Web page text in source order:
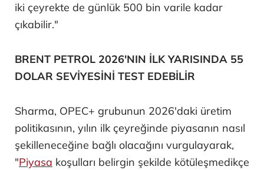
iki çeyrekte de günlük 500 bin varile kadar
çıkabilir."
BRENT PETROL 2026'NIN İLK YARISINDA 55
DOLAR SEVİYESİNİ TEST EDEBİLİR
Sharma, OPEC+ grubunun 2026'daki üretim
politikasının, yılın ilk çeyreğinde piyasanın nasıl
şekilleneceğine bağlı olacağını vurgulayarak,
"Piyasa koşulları belirgin şekilde kötüleşmedikçe